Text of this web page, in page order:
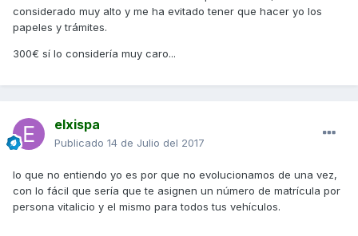
considerado muy alto y me ha evitado tener que hacer yo los
papeles y trámites.
300€ sí lo considería muy caro...
elxispa
Publicado 14 de Julio del 2017
lo que no entiendo yo es por que no evolucionamos de una vez,
con lo fácil que sería que te asignen un número de matrícula por
persona vitalicio y el mismo para todos tus vehículos.